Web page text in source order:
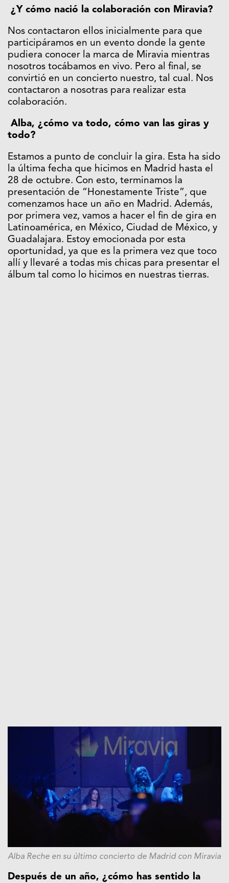
¿Y cómo nació la colaboración con Miravia?
Nos contactaron ellos inicialmente para que
participáramos en un evento donde la gente
pudiera conocer la marca de Miravia mientras
nosotros tocábamos en vivo. Pero al final, se
convirtió en un concierto nuestro, tal cual. Nos
contactaron a nosotras para realizar esta
colaboración.
Alba, ¿cómo va todo, cómo van las giras y
todo?
Estamos a punto de concluir la gira. Esta ha sido
la última fecha que hicimos en Madrid hasta el
28 de octubre. Con esto, terminamos la
presentación de “Honestamente Triste”, que
comenzamos hace un año en Madrid. Además,
por primera vez, vamos a hacer el fin de gira en
Latinoamérica, en México, Ciudad de México, y
Guadalajara. Estoy emocionada por esta
oportunidad, ya que es la primera vez que toco
allí y llevaré a todas mis chicas para presentar el
álbum tal como lo hicimos en nuestras tierras.
Alba Reche en su último concierto de Madrid con Miravia
Después de un año, ¿cómo has sentido la